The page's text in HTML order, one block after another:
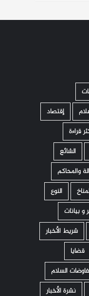
إقتصاد
قراءة
الشائع
والمحاكم
النوع
و بيانات
شريط الأخبار
قضايا
السلام
نشرة الأخبار